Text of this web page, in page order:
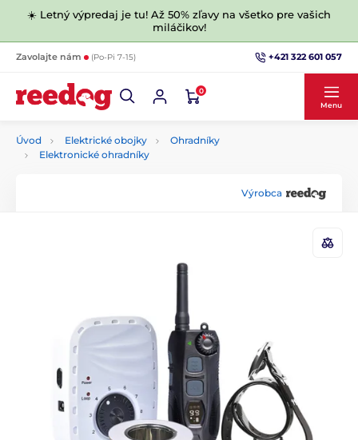
☀️ Letný výpredaj je tu! Až 50% zľavy na všetko pre vašich
miláčikov!
Zavolajte nám (Po-Pi 7-15) +421 322 601 057
0
Menu
Úvod Elektrické obojky
Ohradníky
Elektronické ohradníky
Výrobca